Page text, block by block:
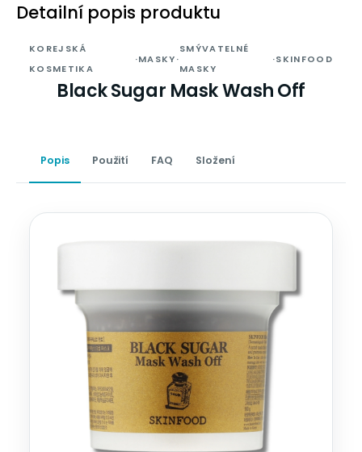
Detailní popis produktu
KOREJSKÁ
KOSMETIKA
·MASKY·
SMÝVATELNÉ
MASKY
·SKINFOOD
Black Sugar Mask Wash Off
Popis Použití FAQ Složení